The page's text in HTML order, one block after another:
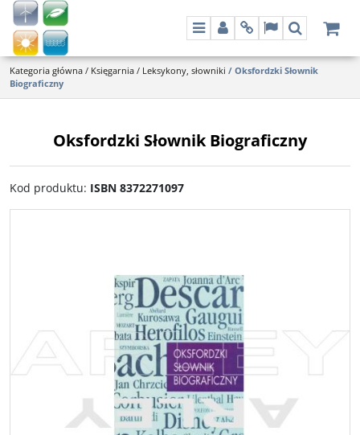
MenuPanelInfoLangSzukaj
Kategoria główna / Księgarnia / Leksykony, słowniki / Oksfordzki Słownik
Biograficzny
Oksfordzki Słownik Biograficzny
Kod produktu: ISBN 8372271097